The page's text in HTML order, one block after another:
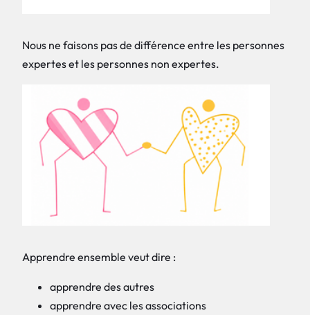
Nous ne faisons pas de différence entre les personnes
expertes et les personnes non expertes.
Apprendre ensemble veut dire :
apprendre des autres
apprendre avec les associations